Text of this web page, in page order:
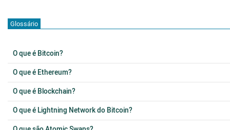
Glossário
O que é Bitcoin?
O que é Ethereum?
O que é Blockchain?
O que é Lightning Network do Bitcoin?